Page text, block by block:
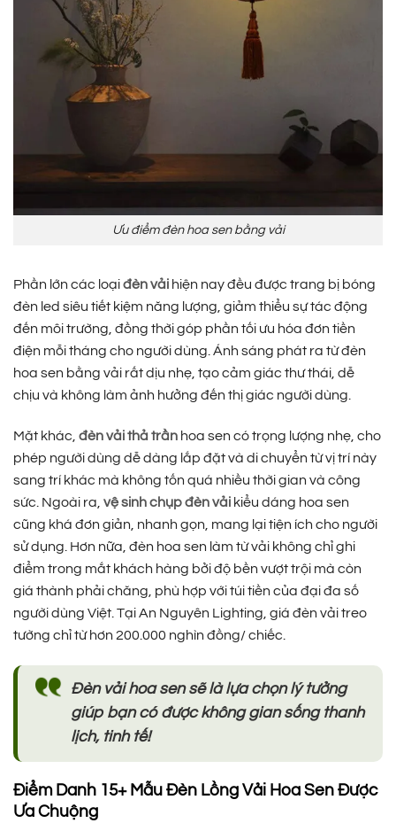
Ưu điểm đèn hoa sen bằng vải
Phần lớn các loạiđèn vải hiện nay đều được trang bị bóng
đèn led siêu tiết kiệm năng lượng, giảm thiểu sự tác động
đến môi trường, đồng thời góp phần tối ưu hóa đơn tiền
điện mỗi tháng cho người dùng. Ánh sáng phát ra từ đèn
hoa sen bằng vải rất dịu nhẹ, tạo cảm giác thư thái, dễ
chịu và không làm ảnh hưởng đến thị giác người dùng.
Mặt khác, đèn vải thả trần hoa sen có trọng lượng nhẹ, cho
phép người dùng dễ dàng lắp đặt và di chuyển từ vị trí này
sang trí khác mà không tốn quá nhiều thời gian và công
sức. Ngoài ra, vệ sinh chụp đèn vải kiểu dáng hoa sen
cũng khá đơn giản, nhanh gọn, mang lại tiện ích cho người
sử dụng. Hơn nữa, đèn hoa sen làm từ vải không chỉ ghi
điểm trong mắt khách hàng bởi độ bền vượt trội mà còn
giá thành phải chăng, phù hợp với túi tiền của đại đa số
người dùng Việt. Tại An Nguyên Lighting, giá đèn vải treo
tường chỉ từ hơn 200.000 nghìn đồng/ chiếc.
Đèn vải hoa sen sẽ là lựa chọn lý tưởng
giúp bạn có được không gian sống thanh
lịch, tinh tế!
Điểm Danh 15+ Mẫu Đèn Lồng Vải Hoa Sen Được
Ưa Chuộng